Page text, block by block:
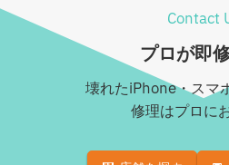
Androidロゴループ、システ
Android基板破損修理（軽度）
良）
iPhone XR
iPhone 11 Pro
Contact
プロが即
壊れたiPhone・スマ
修理はプロに